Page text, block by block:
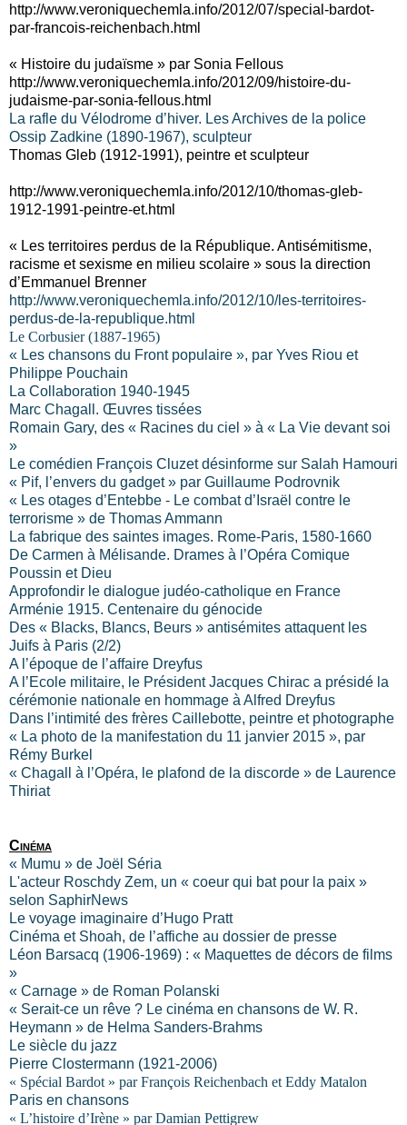
http://www.veroniquechemla.info/2012/07/special-bardot-
par-francois-reichenbach.html
« Histoire du judaïsme » par Sonia Fellous
http://www.veroniquechemla.info/2012/09/histoire-du-
judaisme-par-sonia-fellous.html
La rafle du Vélodrome d’hiver. Les Archives de la police
Ossip Zadkine (1890-1967), sculpteur
Thomas Gleb (1912-1991), peintre et sculpteur
http://www.veroniquechemla.info/2012/10/thomas-gleb-
1912-1991-peintre-et.html
« Les territoires perdus de la République. Antisémitisme,
racisme et sexisme en milieu scolaire » sous la direction
d’Emmanuel Brenner
http://www.veroniquechemla.info/2012/10/les-territoires-
perdus-de-la-republique.html
Le Corbusier (1887-1965)
« Les chansons du Front populaire », par Yves Riou et
Philippe Pouchain
La Collaboration 1940-1945
Marc Chagall. Œuvres tissées
Romain Gary, des « Racines du ciel » à « La Vie devant soi
»
Le comédien François Cluzet désinforme sur Salah Hamouri
« Pif, l’envers du gadget » par Guillaume Podrovnik
« Les otages d’Entebbe - Le combat d’Israël contre le
terrorisme » de Thomas Ammann
La fabrique des saintes images. Rome-Paris, 1580-1660
De Carmen à Mélisande. Drames à l’Opéra Comique
Poussin et Dieu
Approfondir le dialogue judéo-catholique en France
Arménie 1915. Centenaire du génocide
Des « Blacks, Blancs, Beurs » antisémites attaquent les
Juifs à Paris (2/2)
A l’époque de l’affaire Dreyfus
A l’Ecole militaire, le Président Jacques Chirac a présidé la
cérémonie nationale en hommage à Alfred Dreyfus
Dans l’intimité des frères Caillebotte, peintre et photographe
« La photo de la manifestation du 11 janvier 2015 », par
Rémy Burkel
« Chagall à l’Opéra, le plafond de la discorde » de Laurence
Thiriat
Cinéma
« Mumu » de Joël Séria
L'acteur Roschdy Zem, un « coeur qui bat pour la paix »
selon SaphirNews
Le voyage imaginaire d’Hugo Pratt
Cinéma et Shoah, de l’affiche au dossier de presse
Léon Barsacq (1906-1969) : « Maquettes de décors de films
»
« Carnage » de Roman Polanski
« Serait-ce un rêve ? Le cinéma en chansons de W. R.
Heymann » de Helma Sanders-Brahms
Le siècle du jazz
Pierre Clostermann (1921-2006)
« Spécial Bardot » par François Reichenbach et Eddy Matalon
Paris en chansons
« L’histoire d’Irène » par Damian Pettigrew